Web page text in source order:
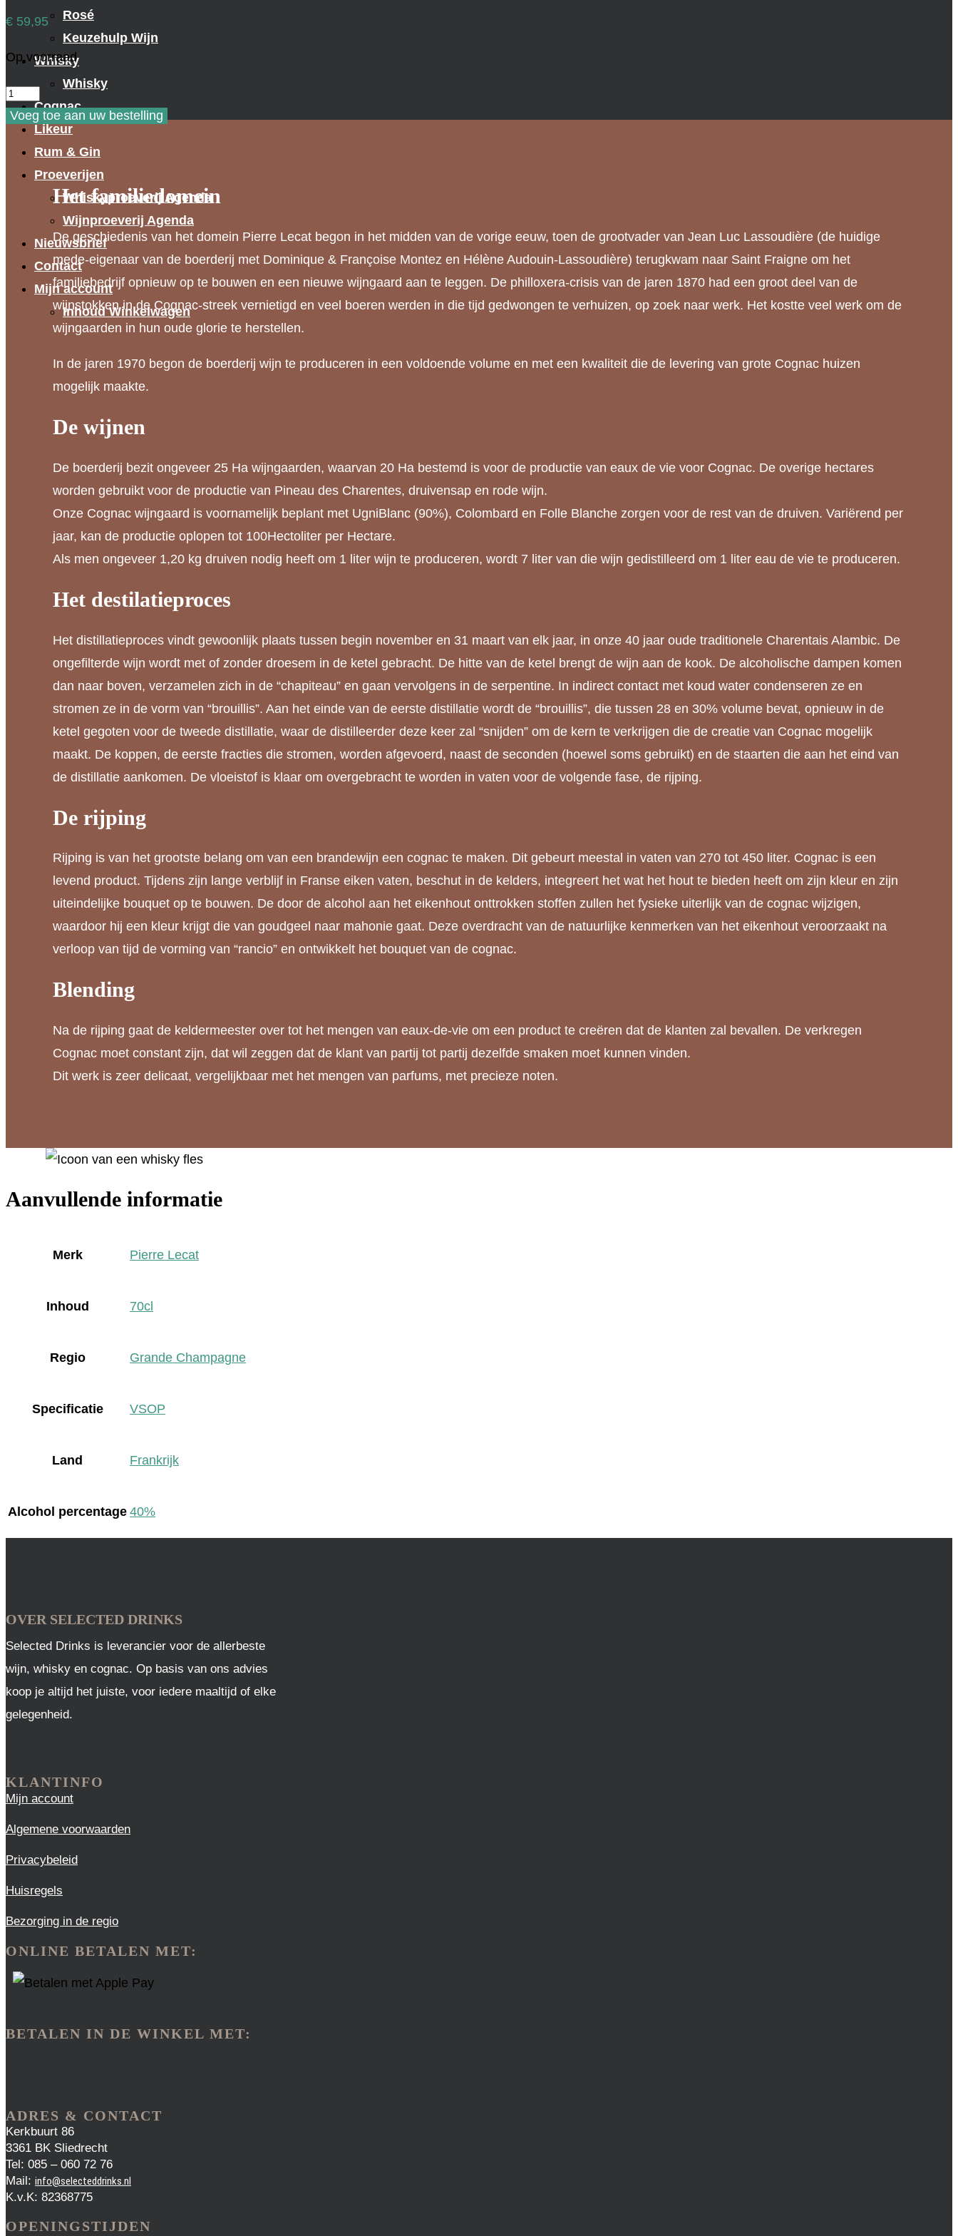
Rosé
Keuzehulp Wijn
Whisky
Whisky
Cognac
Likeur
Rum & Gin
Proeverijen
Whiskyproeverij Agenda
Wijnproeverij Agenda
Nieuwsbrief
Contact
Mijn account
Inhoud Winkelwagen
€ 59,95
Op voorraad
Pierre
Lecat
Cognac
VSOP
Experience
Voeg toe aan uw bestelling
Het familiedomein
De geschiedenis van het domein Pierre Lecat begon in het midden van de vorige eeuw, toen de grootvader van Jean Luc Lassoudière (de huidige
mede-eigenaar van de boerderij met Dominique & Françoise Montez en Hélène Audouin-Lassoudière) terugkwam naar Saint Fraigne om het
familiebedrijf opnieuw op te bouwen en een nieuwe wijngaard aan te leggen. De philloxera-crisis van de jaren 1870 had een groot deel van de
wijnstokken in de Cognac-streek vernietigd en veel boeren werden in die tijd gedwongen te verhuizen, op zoek naar werk. Het kostte veel werk om de
wijngaarden in hun oude glorie te herstellen.
In de jaren 1970 begon de boerderij wijn te produceren in een voldoende volume en met een kwaliteit die de levering van grote Cognac huizen
mogelijk maakte.
De wijnen
De boerderij bezit ongeveer 25 Ha wijngaarden, waarvan 20 Ha bestemd is voor de productie van eaux de vie voor Cognac. De overige hectares
worden gebruikt voor de productie van Pineau des Charentes, druivensap en rode wijn.
Onze Cognac wijngaard is voornamelijk beplant met UgniBlanc (90%), Colombard en Folle Blanche zorgen voor de rest van de druiven. Variërend per
jaar, kan de productie oplopen tot 100Hectoliter per Hectare.
Als men ongeveer 1,20 kg druiven nodig heeft om 1 liter wijn te produceren, wordt 7 liter van die wijn gedistilleerd om 1 liter eau de vie te produceren.
Het destilatieproces
Het distillatieproces vindt gewoonlijk plaats tussen begin november en 31 maart van elk jaar, in onze 40 jaar oude traditionele Charentais Alambic. De
ongefilterde wijn wordt met of zonder droesem in de ketel gebracht. De hitte van de ketel brengt de wijn aan de kook. De alcoholische dampen komen
dan naar boven, verzamelen zich in de “chapiteau” en gaan vervolgens in de serpentine. In indirect contact met koud water condenseren ze en
stromen ze in de vorm van “brouillis”. Aan het einde van de eerste distillatie wordt de “brouillis”, die tussen 28 en 30% volume bevat, opnieuw in de
ketel gegoten voor de tweede distillatie, waar de distilleerder deze keer zal “snijden” om de kern te verkrijgen die de creatie van Cognac mogelijk
maakt. De koppen, de eerste fracties die stromen, worden afgevoerd, naast de seconden (hoewel soms gebruikt) en de staarten die aan het eind van
de distillatie aankomen. De vloeistof is klaar om overgebracht te worden in vaten voor de volgende fase, de rijping.
De rijping
Rijping is van het grootste belang om van een brandewijn een cognac te maken. Dit gebeurt meestal in vaten van 270 tot 450 liter. Cognac is een
levend product. Tijdens zijn lange verblijf in Franse eiken vaten, beschut in de kelders, integreert het wat het hout te bieden heeft om zijn kleur en zijn
uiteindelijke bouquet op te bouwen. De door de alcohol aan het eikenhout onttrokken stoffen zullen het fysieke uiterlijk van de cognac wijzigen,
waardoor hij een kleur krijgt die van goudgeel naar mahonie gaat. Deze overdracht van de natuurlijke kenmerken van het eikenhout veroorzaakt na
verloop van tijd de vorming van “rancio” en ontwikkelt het bouquet van de cognac.
Blending
Na de rijping gaat de keldermeester over tot het mengen van eaux-de-vie om een product te creëren dat de klanten zal bevallen. De verkregen
Cognac moet constant zijn, dat wil zeggen dat de klant van partij tot partij dezelfde smaken moet kunnen vinden.
Dit werk is zeer delicaat, vergelijkbaar met het mengen van parfums, met precieze noten.
Aanvullende informatie
Merk Pierre Lecat
Inhoud 70cl
Regio Grande Champagne
Specificatie VSOP
Land Frankrijk
Alcohol percentage 40%
OVER SELECTED DRINKS
Selected Drinks is leverancier voor de allerbeste
wijn, whisky en cognac. Op basis van ons advies
koop je altijd het juiste, voor iedere maaltijd of elke
gelegenheid.
KLANTINFO
Mijn account
Algemene voorwaarden
Privacybeleid
Huisregels
Bezorging in de regio
ONLINE BETALEN MET:
BETALEN IN DE WINKEL MET:
ADRES & CONTACT
Kerkbuurt 86
3361 BK Sliedrecht
Tel: 085 – 060 72 76
Mail: info@selecteddrinks.nl
K.v.K: 82368775
OPENINGSTIJDEN